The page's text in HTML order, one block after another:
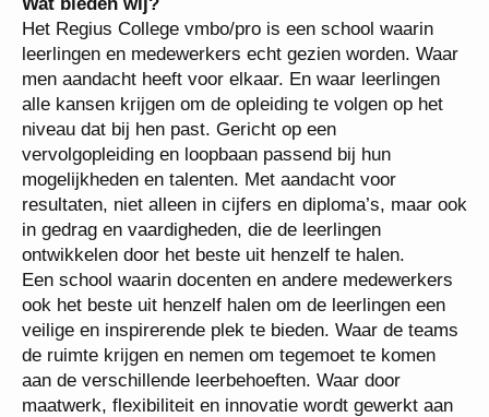
Wat bieden wij?
Het Regius College vmbo/pro is een school waarin
leerlingen en medewerkers echt gezien worden.
Waar men aandacht heeft voor elkaar. En waar
leerlingen alle kansen krijgen om de opleiding te
volgen op het niveau dat bij hen past. Gericht op een
vervolgopleiding en loopbaan passend bij hun
mogelijkheden en talenten. Met aandacht voor
resultaten, niet alleen in cijfers en diploma’s, maar
ook in gedrag en vaardigheden, die de leerlingen
ontwikkelen door het beste uit henzelf te halen.
Een school waarin docenten en andere
medewerkers ook het beste uit henzelf halen om de
leerlingen een veilige en inspirerende plek te bieden.
Waar de teams de ruimte krijgen en nemen om
tegemoet te komen aan de verschillende